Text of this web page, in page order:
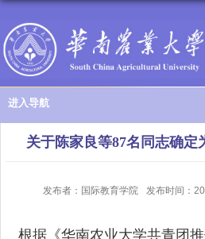
进入导航
关于陈家良等87名同志确定
发布者：国际教育学院 发布时间：
根据《华南农业大学共青团